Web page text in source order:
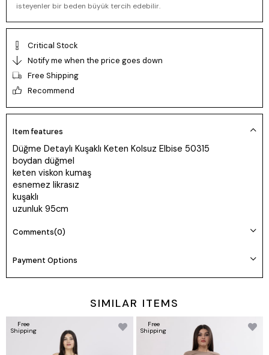
isteyenler bir beden büyük tercih edebilir.
Critical Stock
Notify me when the price goes down
Free Shipping
Recommend
Item features
Düğme Detaylı Kuşaklı Keten Kolsuz Elbise 50315
boydan düğmel
keten viskon kumaş
esnemez likrasız
kuşaklı
uzunluk 95cm
Comments(0)
Payment Options
SIMILAR ITEMS
Free
Shipping
Free
Shipping